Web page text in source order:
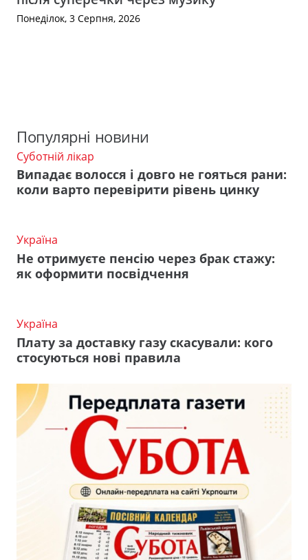
Понеділок, 3 Серпня, 2026
Популярні новини
Суботній лікар
Випадає волосся і довго не гояться рани:
коли варто перевірити рівень цинку
Україна
Не отримуєте пенсію через брак стажу:
як оформити посвідчення
Україна
Плату за доставку газу скасували: кого
стосуються нові правила